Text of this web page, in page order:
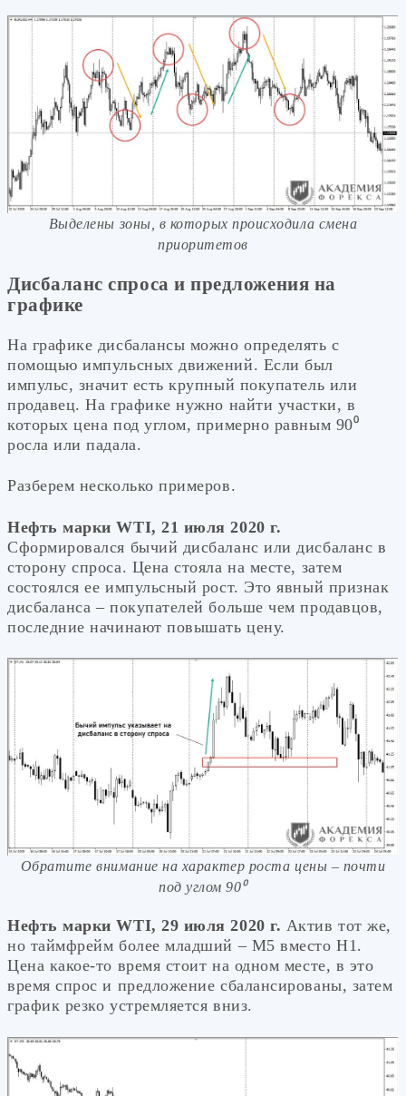
Выделены зоны, в которых происходила смена
приоритетов
Дисбаланс спроса и предложения на
графике
На графике дисбалансы можно определять с
помощью импульсных движений. Если был
импульс, значит есть крупный покупатель или
продавец. На графике нужно найти участки, в
которых цена под углом, примерно равным 90⁰
росла или падала.
Разберем несколько примеров.
Нефть марки WTI, 21 июля 2020 г.
Сформировался бычий дисбаланс или дисбаланс в
сторону спроса. Цена стояла на месте, затем
состоялся ее импульсный рост. Это явный признак
дисбаланса – покупателей больше чем продавцов,
последние начинают повышать цену.
Обратите внимание на характер роста цены – почти
под углом 90⁰
Нефть марки WTI, 29 июля 2020 г. Актив тот же,
но таймфрейм более младший – М5 вместо Н1.
Цена какое-то время стоит на одном месте, в это
время спрос и предложение сбалансированы, затем
график резко устремляется вниз.